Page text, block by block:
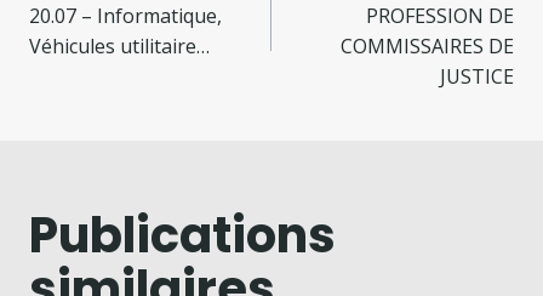
20.07 – Informatique,
Véhicules utilitaire…
PROFESSION DE
COMMISSAIRES DE
JUSTICE
Publications